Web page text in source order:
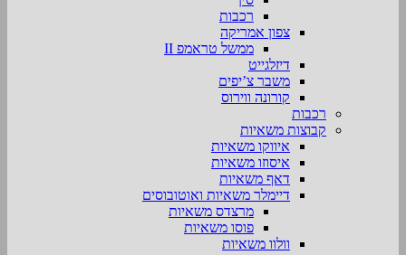
רכבות
צפון אמריקה
ממשל טראמפ II
דיזלגייט
משבר צ’יפים
קורונה ווירוס
רכבות
קבוצות משאיות
איווקו משאיות
איסוזו משאיות
דאף משאיות
דיימלר משאיות ואוטובוסים
מרצדס משאיות
פוסו משאיות
וולוו משאיות